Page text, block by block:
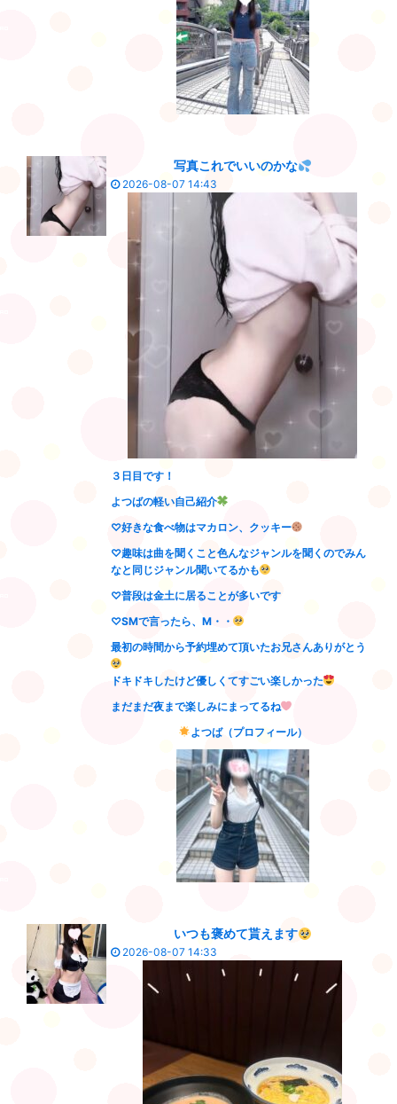
写真これでいいのかな
2026-08-07 14:43
３日目です！
よつばの軽い自己紹介
♡好きな食べ物はマカロン、クッキー
♡趣味は曲を聞くこと色んなジャンルを聞くのでみん
なと同じジャンル聞いてるかも
♡普段は金土に居ることが多いです
♡SMで言ったら、M・・
最初の時間から予約埋めて頂いたお兄さんありがとう
ドキドキしたけど優しくてすごい楽しかった
まだまだ夜まで楽しみにまってるね
よつば（プロフィール）
いつも褒めて貰えます
2026-08-07 14:33